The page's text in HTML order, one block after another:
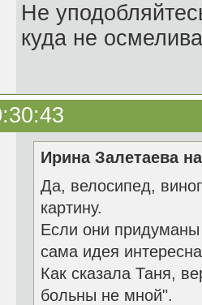
Не
куда не
Ирина Залетаева
Да, велосипед,
картину.
Если они
сама идея
Как сказала Таня,
больны не мной".